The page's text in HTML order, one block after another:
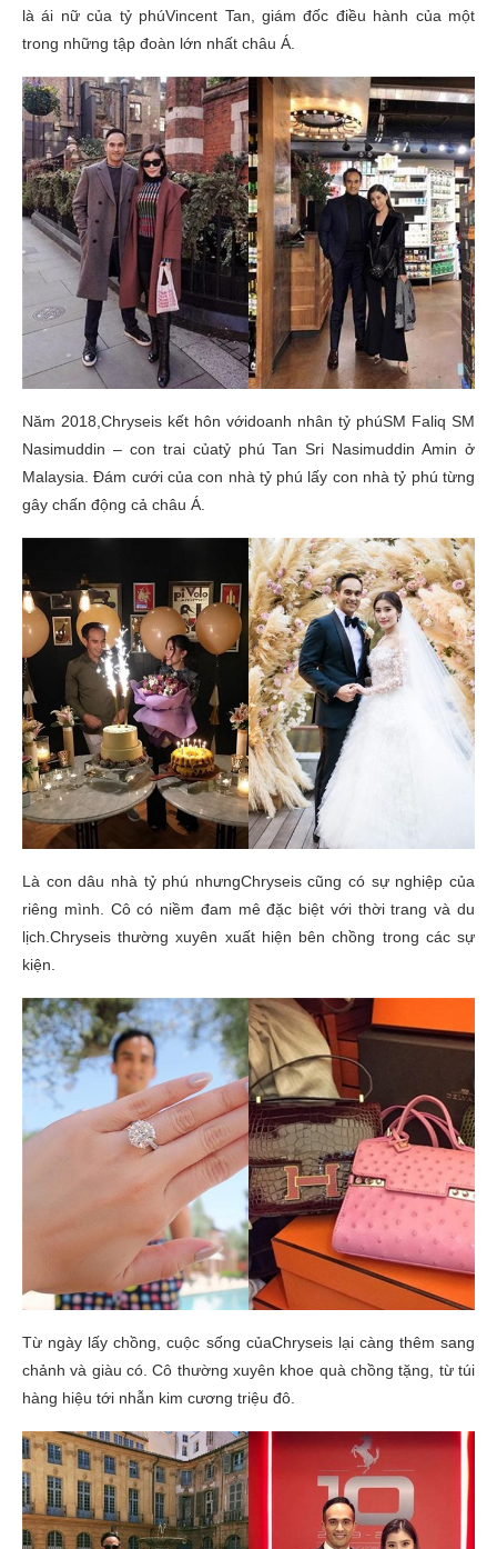
là ái nữ của tỷ phúVincent Tan, giám đốc điều hành của một
trong những tập đoàn lớn nhất châu Á.
Năm 2018,Chryseis kết hôn vớidoanh nhân tỷ phúSM Faliq SM
Nasimuddin – con trai củatỷ phú Tan Sri Nasimuddin Amin ở
Malaysia. Đám cưới của con nhà tỷ phú lấy con nhà tỷ phú từng
gây chấn động cả châu Á.
Là con dâu nhà tỷ phú nhưngChryseis cũng có sự nghiệp của
riêng mình. Cô có niềm đam mê đặc biệt với thời trang và du
lịch.Chryseis thường xuyên xuất hiện bên chồng trong các sự
kiện.
Từ ngày lấy chồng, cuộc sống củaChryseis lại càng thêm sang
chảnh và giàu có. Cô thường xuyên khoe quà chồng tặng, từ túi
hàng hiệu tới nhẫn kim cương triệu đô.